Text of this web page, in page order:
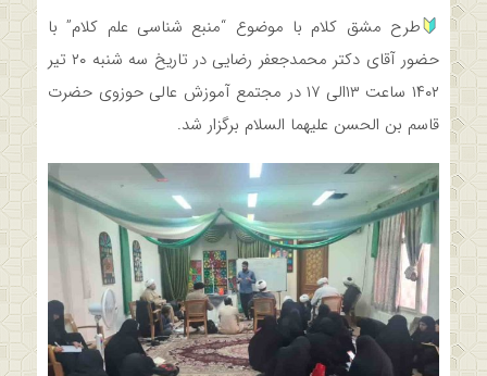
طرح مشق کلام با موضوع “منبع شناسي علم كلام” با
حضور آقاي دكتر محمدجعفر رضايي در تاريخ سه شنبه ۲۰ تير
۱۴۰۲ ساعت ۱۳الي ۱۷ در مجتمع آموزش عالی حوزوی حضرت
قاسم بن الحسن علیهما السلام برگزار شد.